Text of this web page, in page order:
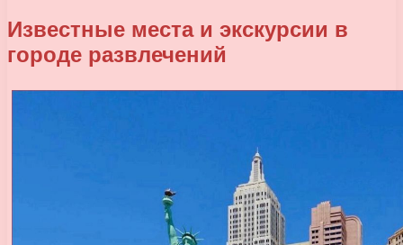
Известные места и экскурсии в
городе развлечений